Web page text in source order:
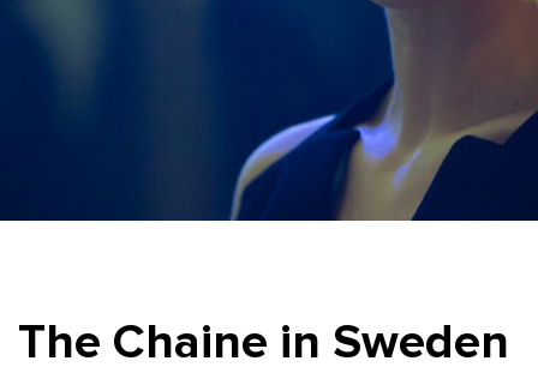
The Chaine in Sweden